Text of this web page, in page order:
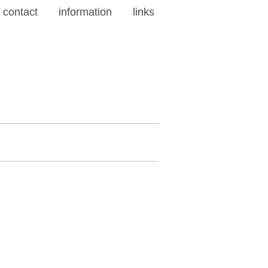
contact information links